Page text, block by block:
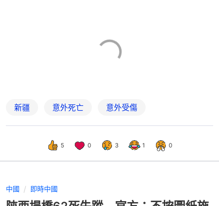
新疆 意外死亡 意外受傷
5 0 3 1 0
中國 即時中國